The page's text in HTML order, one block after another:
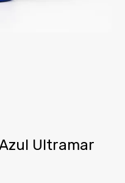
Ultramar